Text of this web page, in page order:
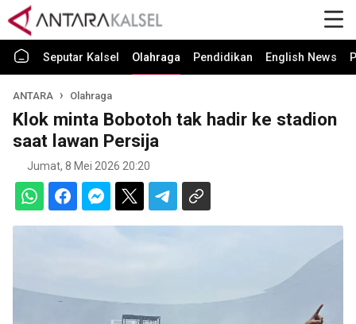
Seputar Kalsel Olahraga Pendidikan English News
ANTARA Olahraga
Klok minta Bobotoh tak hadir ke stadion
saat lawan Persija
Jumat, 8 Mei 2026 20:20